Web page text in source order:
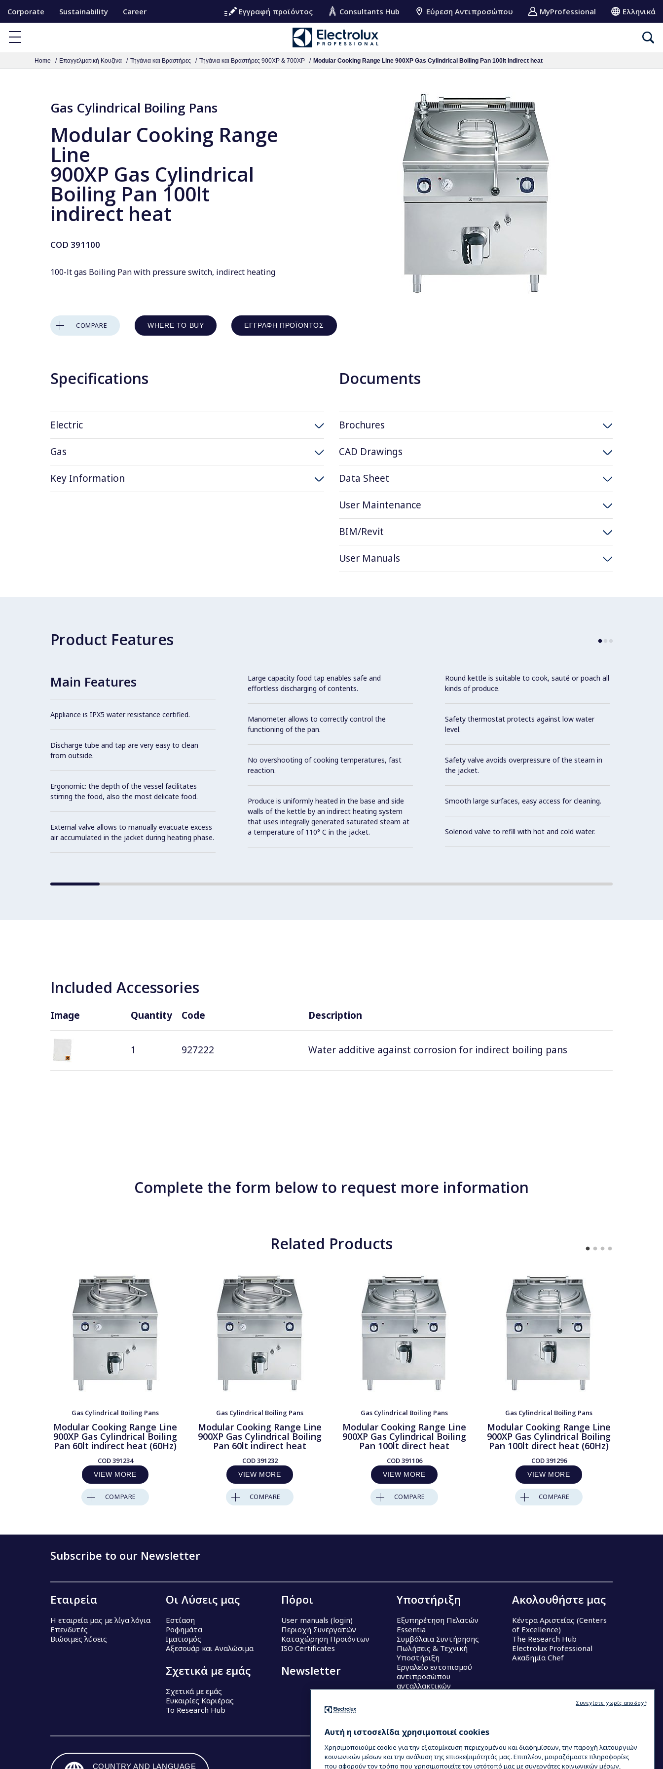
k
Corporate Sustainability Career Εγγραφή προϊόντος Consultants Hub Εύρεση Αντιπροσώπου MyProfessional Ελληνικά
Home Επαγγελματική Κουζίνα Τηγάνια και Βραστήρες Τηγάνια και Βραστήρες 900XP & 700XP Modular Cooking Range Line 900XP Gas Cylindrical Boiling Pan 100lt indirect heat
Gas Cylindrical Boiling Pans
Modular Cooking Range
Line
900XP Gas Cylindrical
Boiling Pan 100lt
indirect heat
COD 391100
100-lt gas Boiling Pan with pressure switch, indirect heating
COMPARE WHERE TO BUY ΕΓΓΡΑΦΉ ΠΡΟΪΌΝΤΟΣ
Specifications
Electric
Gas
Key Information
Documents
Brochures
CAD Drawings
Data Sheet
User Maintenance
BIM/Revit
User Manuals
Product Features
Main Features
Appliance is IPX5 water resistance certified.
Discharge tube and tap are very easy to clean
from outside.
Ergonomic: the depth of the vessel facilitates
stirring the food, also the most delicate food.
External valve allows to manually evacuate excess
air accumulated in the jacket during heating phase.
Large capacity food tap enables safe and
effortless discharging of contents.
Manometer allows to correctly control the
functioning of the pan.
No overshooting of cooking temperatures, fast
reaction.
Produce is uniformly heated in the base and side
walls of the kettle by an indirect heating system
that uses integrally generated saturated steam at
a temperature of 110° C in the jacket.
Round kettle is suitable to cook, sauté or poach all
kinds of produce.
Safety thermostat protects against low water
level.
Safety valve avoids overpressure of the steam in
the jacket.
Smooth large surfaces, easy access for cleaning.
Solenoid valve to refill with hot and cold water.
Included Accessories
Image Quantity Code Description
1 927222 Water additive against corrosion for indirect boiling pans
Complete the form below to request more information
Related Products
Gas Cylindrical Boiling Pans
Modular Cooking Range Line
900XP Gas Cylindrical Boiling
Pan 60lt indirect heat (60Hz)
COD391234
VIEW MORE
COMPARE
Gas Cylindrical Boiling Pans
Modular Cooking Range Line
900XP Gas Cylindrical Boiling
Pan 60lt indirect heat
COD391232
VIEW MORE
COMPARE
Gas Cylindrical Boiling Pans
Modular Cooking Range Line
900XP Gas Cylindrical Boiling
Pan 100lt direct heat
COD391106
VIEW MORE
COMPARE
Gas Cylindrical Boiling Pans
Modular Cooking Range Line
900XP Gas Cylindrical Boiling
Pan 100lt direct heat (60Hz)
COD391296
VIEW MORE
COMPARE
Subscribe to our Newsletter
Εταιρεία
Η εταιρεία μας με λίγα λόγια
Επενδυτές
Βιώσιμες λύσεις
Οι Λύσεις μας
Εστίαση
Ροφημάτα
Ιματισμός
Αξεσουάρ και Αναλώσιμα
Σχετικά με εμάς
Σχετικά με εμάς
Ευκαιρίες Καριέρας
Το Research Hub
Πόροι
User manuals (login)
Περιοχή Συνεργατών
Καταχώρηση Προϊόντων
ISO Certificates
Newsletter
Υποστήριξη
Εξυπηρέτηση Πελατών
Essentia
Συμβόλαια Συντήρησης
Πωλήσεις & Τεχνική
Υποστήριξη
Εργαλείο εντοπισμού
αντιπροσώπου
ανταλλακτικών
Ακολουθήστε μας
Κέντρα Αριστείας (Centers
of Excellence)
The Research Hub
Electrolux Professional
Ακαδημία Chef
COUNTRY AND LANGUAGE
Αυτή η ιστοσελίδα χρησιμοποιεί cookies
Χρησιμοποιούμε cookie για την εξατομίκευση περιεχομένου και διαφημίσεων, την παροχή λειτουργιών
κοινωνικών μέσων και την ανάλυση της επισκεψιμότητάς μας. Επιπλέον, μοιραζόμαστε πληροφορίες
που αφορούν τον τρόπο που χρησιμοποιείτε τον ιστότοπό μας με συνεργάτες κοινωνικών μέσων,
Συνεχίστε χωρίς αποδοχή